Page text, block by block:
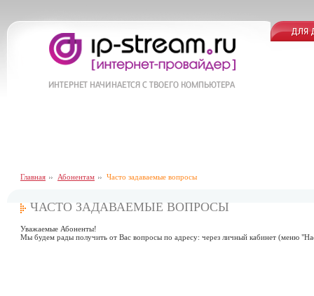
Главная Абонентам Часто задаваемые вопросы
ЧАСТО ЗАДАВАЕМЫЕ ВОПРОСЫ
Уважаемые Абоненты!
Мы будем рады получить от Вас вопросы по адресу: через личный кабинет (меню